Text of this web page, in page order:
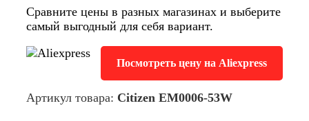
Сравните цены в разных магазинах и выберите
самый выгодный для себя вариант.
Посмотреть цену на Aliexpress
Артикул товара: Citizen EM0006-53W